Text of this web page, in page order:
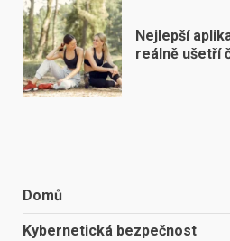
Nejlepší
reálně ušetří
Domů
Kybernetická bezpečnost